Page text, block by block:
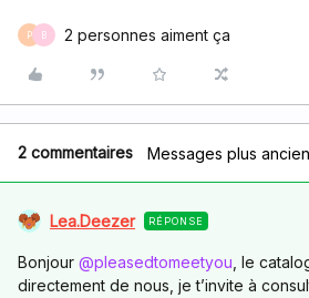
P B 2 personnes aiment ça
2 commentaires Messages plus
Lea.Deezer RÉPONSE
Bonjour @pleasedtomeetyou , le
directement de nous, je t’invite à